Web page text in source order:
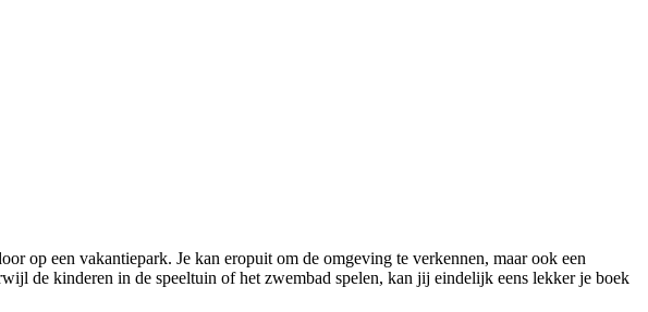
op een vakantiepark. Je kan eropuit om de omgeving te verkennen, maar ook een
de kinderen in de speeltuin of het zwembad spelen, kan jij eindelijk eens lekker je boek